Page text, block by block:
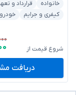
خانواده
قرارداد و
کیفری و جرایم
شروع قیمت از
دریافت